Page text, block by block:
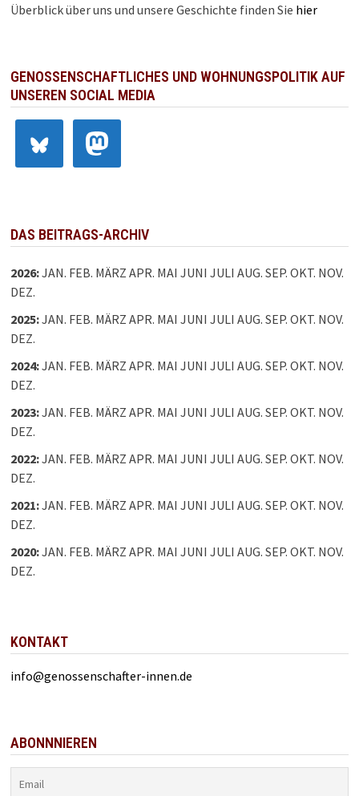
Überblick über uns und unsere Geschichte finden Sie hier
GENOSSENSCHAFTLICHES UND WOHNUNGSPOLITIK AUF
UNSEREN SOCIAL MEDIA
DAS BEITRAGS-ARCHIV
2026:JAN. FEB. MÄRZ APR. MAI JUNI JULI AUG. SEP. OKT. NOV.
DEZ.
2025:JAN. FEB. MÄRZ APR. MAI JUNI JULI AUG. SEP. OKT. NOV.
DEZ.
2024:JAN. FEB. MÄRZ APR. MAI JUNI JULI AUG. SEP. OKT. NOV.
DEZ.
2023:JAN. FEB. MÄRZ APR. MAI JUNI JULI AUG. SEP. OKT. NOV.
DEZ.
2022:JAN. FEB. MÄRZ APR. MAI JUNI JULI AUG. SEP. OKT. NOV.
DEZ.
2021:JAN. FEB. MÄRZ APR. MAI JUNI JULI AUG. SEP. OKT. NOV.
DEZ.
2020:JAN. FEB. MÄRZ APR. MAI JUNI JULI AUG. SEP. OKT. NOV.
DEZ.
KONTAKT
info@genossenschafter-innen.de
ABONNNIEREN